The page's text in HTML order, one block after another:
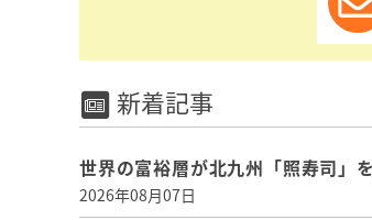
新着記事
世界の富裕層が北九州「照寿司」
2026年08月07日